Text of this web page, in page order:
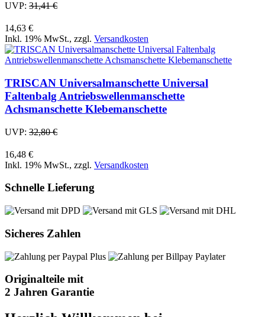
UVP: 31,41 €
14,63 €
Inkl. 19% MwSt., zzgl. Versandkosten
TRISCAN Universalmanschette Universal
Faltenbalg Antriebswellenmanschette
Achsmanschette Klebemanschette
UVP: 32,80 €
16,48 €
Inkl. 19% MwSt., zzgl. Versandkosten
Schnelle Lieferung
Sicheres Zahlen
Originalteile mit
2 Jahren Garantie